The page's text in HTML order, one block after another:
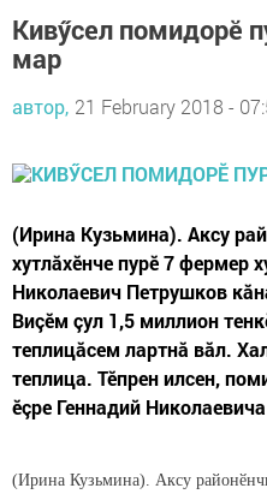
Кивӳсел помидорӗ
мар
автор, 21 February 2018 -
(Ирина Кузьмина). Аксу
хутлăхӗнче пурӗ 7 фермер
Николаевич Петрушков
Виçӗм çул 1,5 миллион
теплицăсем лартнă вăл.
теплица. Тӗпрен илсен,
ӗçре Геннадий
(Ирина Кузьмина). Аксу